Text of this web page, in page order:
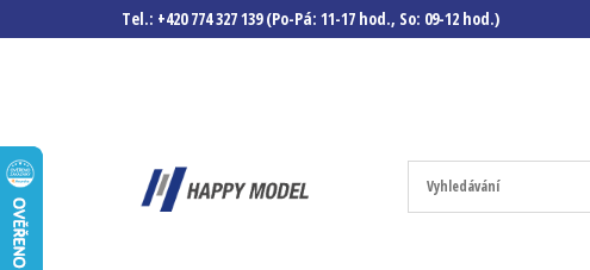
Tel.: +420 774 327 139 (Po-Pá: 11-17 hod., So: 09-12 hod.)
Happymodel.cz
modelová